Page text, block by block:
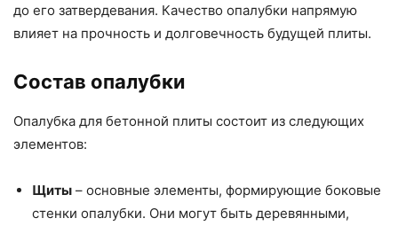
до его затвердевания. Качество опалубки напрямую
влияет на прочность и долговечность будущей плиты.
Состав опалубки
Опалубка для бетонной плиты состоит из следующих
элементов:
Щиты – основные элементы, формирующие боковые
стенки опалубки. Они могут быть деревянными,